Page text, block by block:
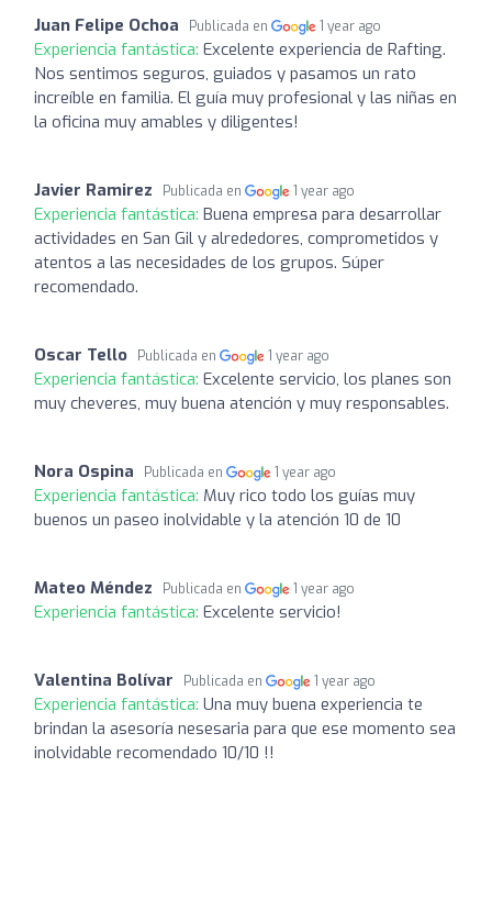
Juan Felipe Ochoa Publicada en 1 year ago
Experiencia fantástica: Excelente experiencia de Rafting.
Nos sentimos seguros, guiados y pasamos un rato
increíble en familia. El guía muy profesional y las niñas en
la oficina muy amables y diligentes!
Javier Ramirez Publicada en 1 year ago
Experiencia fantástica: Buena empresa para desarrollar
actividades en San Gil y alrededores, comprometidos y
atentos a las necesidades de los grupos. Súper
recomendado.
Oscar Tello Publicada en 1 year ago
Experiencia fantástica: Excelente servicio, los planes son
muy cheveres, muy buena atención y muy responsables.
Nora Ospina Publicada en 1 year ago
Experiencia fantástica: Muy rico todo los guías muy
buenos un paseo inolvidable y la atención 10 de 10
Mateo Méndez Publicada en 1 year ago
Experiencia fantástica: Excelente servicio!
Valentina Bolívar Publicada en 1 year ago
Experiencia fantástica: Una muy buena experiencia te
brindan la asesoría nesesaria para que ese momento sea
inolvidable recomendado 10/10 !!